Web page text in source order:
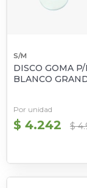
S/M
DISCO GOMA
BLANCO
Por unidad
$ 4.242 $